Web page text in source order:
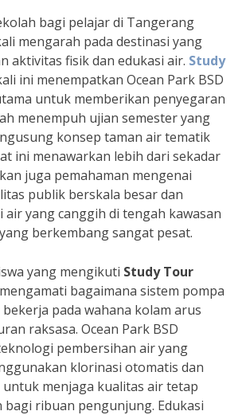
bagi pelajar di Tangerang
mengarah pada destinasi yang
aktivitas fisik dan edukasi air. Study
ini menempatkan Ocean Park BSD
untuk memberikan penyegaran
menempuh ujian semester yang
konsep taman air tematik
ini menawarkan lebih dari sekadar
juga pemahaman mengenai
publik berskala besar dan
yang canggih di tengah kawasan
berkembang sangat pesat.
yang mengikuti Study Tour
bagaimana sistem pompa
pada wahana kolam arus
raksasa. Ocean Park BSD
pembersihan air yang
klorinasi otomatis dan
menjaga kualitas air tetap
bagi ribuan pengunjung. Edukasi